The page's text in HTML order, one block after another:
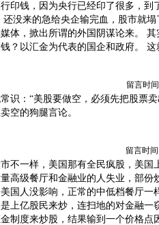
印钱，因为央行已经印了很多，到
还没来的急给央企输完血，股市就
体，掀出所谓的外国阴谋论来。
？以汇金为代表的国企和政府。 这
留言时
识：“美股要做空，必须先把股票
空的狗腿言论。
留言时间
不一样，美国那有全民疯股，美国
高级餐厅和金融业的人失业，部份
国人没影响，正常的中低档餐厅一
上亿股民来炒，连扫地的对金融一
制度来炒股，结果输到一个价格点